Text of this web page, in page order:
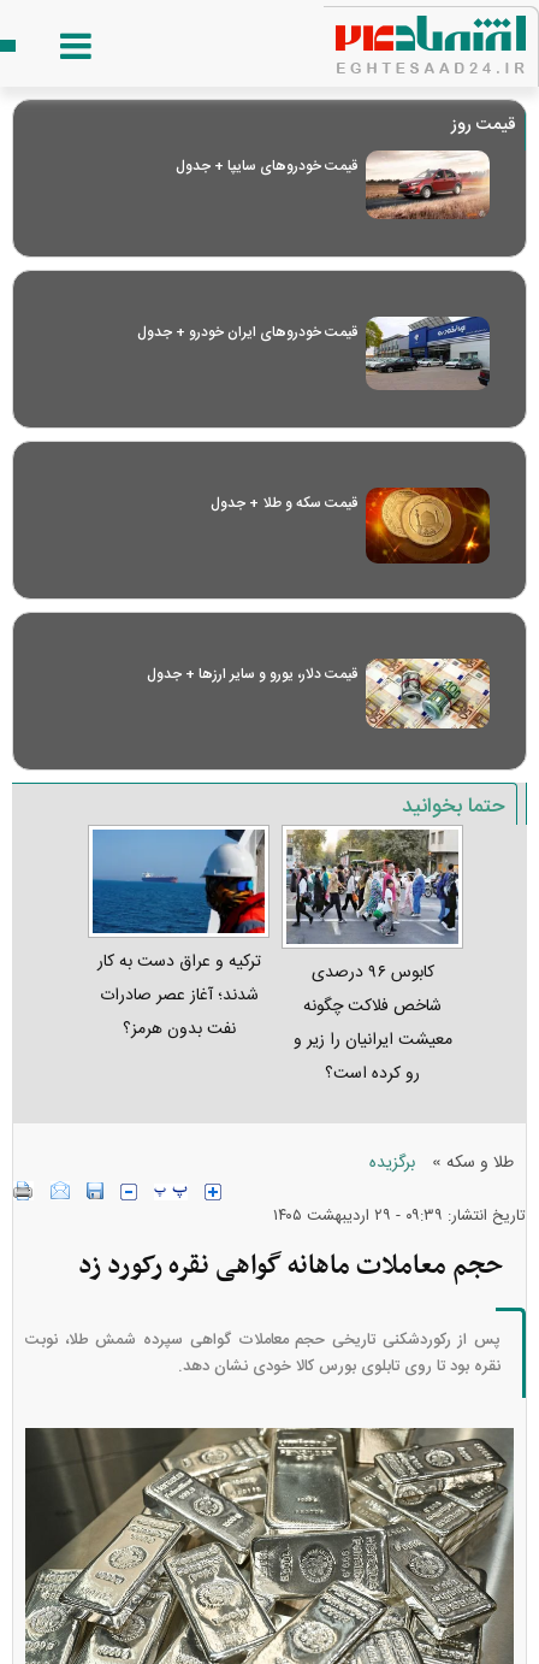
قیمت روز
قیمت خودرو‌های سایپا + جدول
قیمت خودرو‌های ایران خودرو + جدول
قیمت سکه و طلا + جدول
قیمت دلار، یورو و سایر ارز‌ها + جدول
حتما بخوانید
کابوس ۹۶ درصدی
شاخص فلاکت چگونه
معیشت ایرانیان را زیر و
رو کرده است؟
ترکیه و عراق دست به کار
شدند؛ آغاز عصر صادرات
نفت بدون هرمز؟
طلا و سکه » برگزیده
تاریخ انتشار: ۰۹:۳۹ - ۲۹ ارديبهشت ۱۴۰۵
حجم معاملات ماهانه گواهی نقره رکورد زد
پس از رکوردشکنی تاریخی حجم معاملات گواهی سپرده شمش طلا، نوبت
نقره بود تا روی تابلوی بورس کالا خودی نشان دهد.